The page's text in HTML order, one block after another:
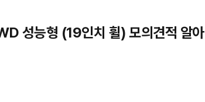
성능형 (19인치 휠) 모의견적 알아